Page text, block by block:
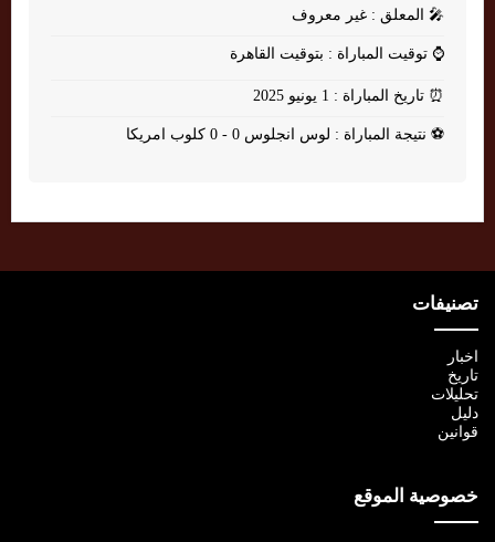
🎤 المعلق : غير معروف
⌚ توقيت المباراة : بتوقيت القاهرة
⏰ تاريخ المباراة : 1 يونيو 2025
⚽ نتيجة المباراة : لوس انجلوس 0 - 0 كلوب امريكا
تصنيفات
اخبار
تاريخ
تحليلات
دليل
قوانين
خصوصية الموقع